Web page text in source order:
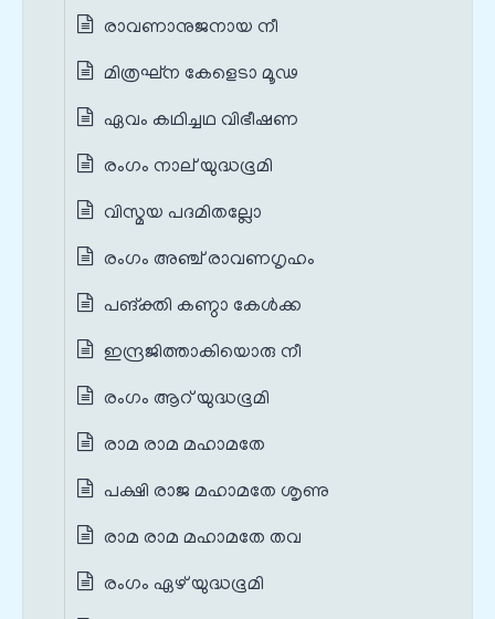
രാവണാനുജനായ നീ
മിത്രഘ്ന കേളെടാ മൂഢ
ഏവം കഥിച്ചഥ വിഭീഷണ
രംഗം നാല് യുദ്ധഭൂമി
വിസ്മയ പദമിതല്ലോ
രംഗം അഞ്ച് രാവണഗൃഹം
പങ്‌ക്തി കണ്ഠാ കേള്‍ക്ക
ഇന്ദ്രജിത്താകിയൊരു നീ
രംഗം ആറ് യുദ്ധഭൂമി
രാമ രാമ മഹാമതേ
പക്ഷി രാജ മഹാമതേ ശൃണു
രാമ രാമ മഹാമതേ തവ
രംഗം ഏഴ് യുദ്ധഭൂമി